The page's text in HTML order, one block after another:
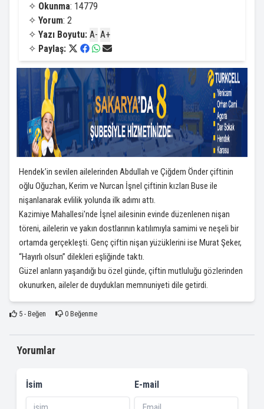
✧ Okunma: 14779
✧ Yorum: 2
✧ Yazı Boyutu: A- A+
✧ Paylaş:
Hendek’in sevilen ailelerinden Abdullah ve Çiğdem Önder çiftinin
oğlu Oğuzhan, Kerim ve Nurcan İşnel çiftinin kızları Buse ile
nişanlanarak evlilik yolunda ilk adımı attı.
Kazimiye Mahallesi'nde İşnel ailesinin evinde düzenlenen nişan
töreni, ailelerin ve yakın dostlarının katılımıyla samimi ve neşeli bir
ortamda gerçekleşti. Genç çiftin nişan yüzüklerini ise Murat Şeker,
“Hayırlı olsun” dilekleri eşliğinde taktı.
Güzel anların yaşandığı bu özel günde, çiftin mutluluğu gözlerinden
okunurken, aileler de duydukları memnuniyeti dile getirdi.
5- Beğen 0Beğenme
Yorumlar
İsim E-mail